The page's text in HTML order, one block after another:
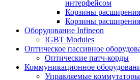
интерфейсом
Корзины
Корзины
Оборудование Infineon
IGBT Modules
Оптическое пассивное
Оптические патч-корды
Коммуникационное
Управляемые коммутаторы